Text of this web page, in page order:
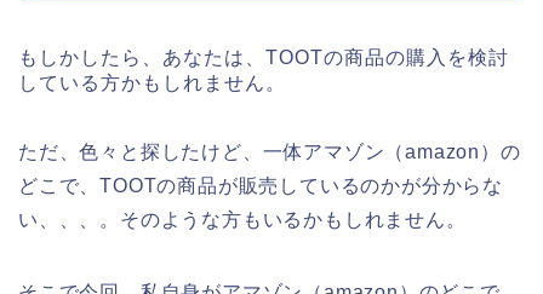
もしかしたら、あなたは、TOOTの商品の購入を検討
している方かもしれません。
ただ、色々と探したけど、一体アマゾン（amazon）の
どこで、TOOTの商品が販売しているのかが分からな
い、、、。そのような方もいるかもしれません。